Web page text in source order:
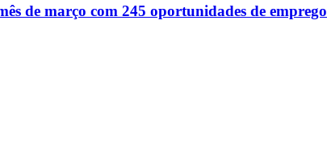
de março com 245 oportunidades de emprego